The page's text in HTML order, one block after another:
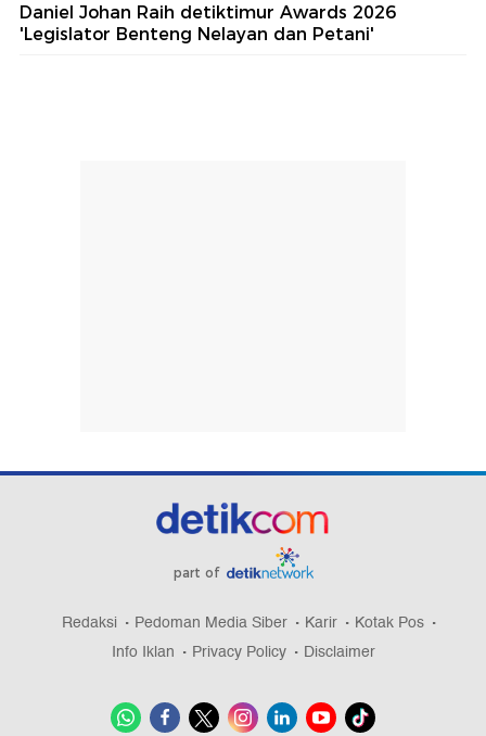
Daniel Johan Raih detiktimur Awards 2026
'Legislator Benteng Nelayan dan Petani'
part of
Redaksi Pedoman Media Siber Karir
Kotak Pos
Info Iklan
Privacy Policy Disclaimer